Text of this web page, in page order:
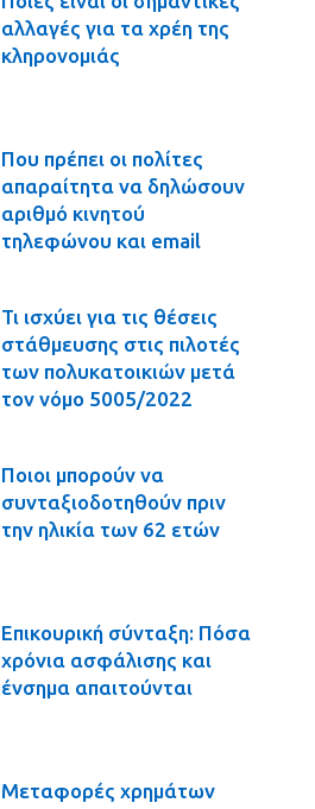
αλλαγές για τα χρέη της
κληρονομιάς
Που πρέπει οι πολίτες
απαραίτητα να δηλώσουν
αριθμό κινητού
τηλεφώνου και email
Τι ισχύει για τις θέσεις
στάθμευσης στις πιλοτές
των πολυκατοικιών μετά
τον νόμο 5005/2022
Ποιοι μπορούν να
συνταξιοδοτηθούν πριν
την ηλικία των 62 ετών
Επικουρική σύνταξη: Πόσα
χρόνια ασφάλισης και
ένσημα απαιτούνται
Μεταφορές χρημάτων